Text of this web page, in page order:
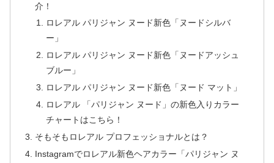
介！
ロレアル パリジャン ヌード新色「ヌードシルバ
ー」
ロレアル パリジャン ヌード新色「ヌードアッシュ
ブルー」
ロレアル パリジャン ヌード新色「ヌード マット」
ロレアル 「パリジャン ヌード」の新色入りカラー
チャートはこちら！
そもそもロレアル プロフェッショナルとは？
Instagramでロレアル新色ヘアカラー「パリジャン ヌ